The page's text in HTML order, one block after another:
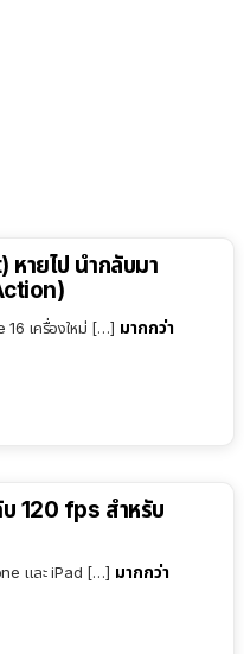
ายไป นำกลับมา
16 เครื่องใหม่ […] มากกว่า
120 fps สำหรับ
และ iPad […] มากกว่า